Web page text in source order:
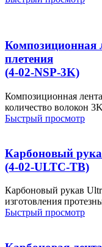
Композиционная
плетения
(4-02-NSP-3K)
Композиционная
количество волокон
Быстрый просмотр
Карбоновый
(4-02-ULTC-TB)
Карбоновый рукав
изготовления
Быстрый просмотр